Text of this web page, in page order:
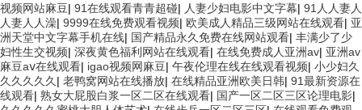
视频网站麻豆| 91在线观看青青超碰| 人妻少妇电影中文字幕| 91人人妻人
人妻人人澡| 9999在线免费观看视频| 欧美成人精品三级网站在线观看| 亚
洲天堂中文字幕手机在线| 国产精品永久免费在线网站观看| 丰满少了少
妇性生交视频| 深夜黄色福利网站在线观看| 在线免费成人亚洲av| 亚洲av
麻豆aⅴ在线观看| igao视频网麻豆| 午夜伦理在线在线观看视频| 小少妇久
久久久久久 | 老鸭窝网站在线播放| 在线精品亚洲欧美日韩| 91最新资源在
线观看| 熟女大屁股白浆一区二区在线观看| 国产一区二区三区论理电影|